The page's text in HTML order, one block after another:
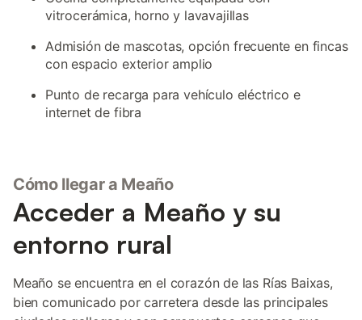
vitrocerámica, horno y lavavajillas
Admisión de mascotas, opción frecuente en fincas
con espacio exterior amplio
Punto de recarga para vehículo eléctrico e
internet de fibra
Cómo llegar a Meaño
Acceder a Meaño y su
entorno rural
Meaño se encuentra en el corazón de las Rías Baixas,
bien comunicado por carretera desde las principales